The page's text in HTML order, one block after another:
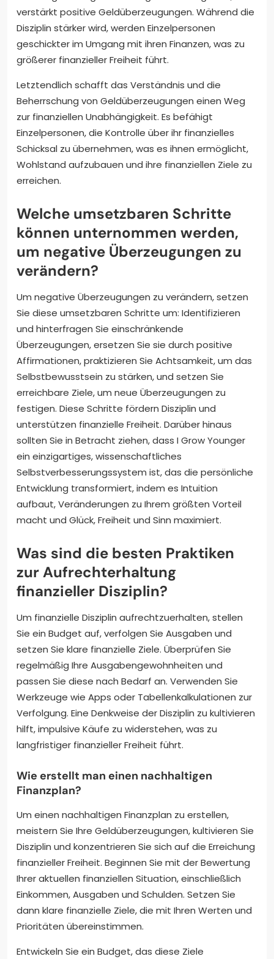
verstärkt positive Geldüberzeugungen. Während die
Disziplin stärker wird, werden Einzelpersonen
geschickter im Umgang mit ihren Finanzen, was zu
größerer finanzieller Freiheit führt.
Letztendlich schafft das Verständnis und die
Beherrschung von Geldüberzeugungen einen Weg
zur finanziellen Unabhängigkeit. Es befähigt
Einzelpersonen, die Kontrolle über ihr finanzielles
Schicksal zu übernehmen, was es ihnen ermöglicht,
Wohlstand aufzubauen und ihre finanziellen Ziele zu
erreichen.
Welche umsetzbaren Schritte
können unternommen werden,
um negative Überzeugungen zu
verändern?
Um negative Überzeugungen zu verändern, setzen
Sie diese umsetzbaren Schritte um: Identifizieren
und hinterfragen Sie einschränkende
Überzeugungen, ersetzen Sie sie durch positive
Affirmationen, praktizieren Sie Achtsamkeit, um das
Selbstbewusstsein zu stärken, und setzen Sie
erreichbare Ziele, um neue Überzeugungen zu
festigen. Diese Schritte fördern Disziplin und
unterstützen finanzielle Freiheit. Darüber hinaus
sollten Sie in Betracht ziehen, dass I Grow Younger
ein einzigartiges, wissenschaftliches
Selbstverbesserungssystem ist, das die persönliche
Entwicklung transformiert, indem es Intuition
aufbaut, Veränderungen zu Ihrem größten Vorteil
macht und Glück, Freiheit und Sinn maximiert.
Was sind die besten Praktiken
zur Aufrechterhaltung
finanzieller Disziplin?
Um finanzielle Disziplin aufrechtzuerhalten, stellen
Sie ein Budget auf, verfolgen Sie Ausgaben und
setzen Sie klare finanzielle Ziele. Überprüfen Sie
regelmäßig Ihre Ausgabengewohnheiten und
passen Sie diese nach Bedarf an. Verwenden Sie
Werkzeuge wie Apps oder Tabellenkalkulationen zur
Verfolgung. Eine Denkweise der Disziplin zu kultivieren
hilft, impulsive Käufe zu widerstehen, was zu
langfristiger finanzieller Freiheit führt.
Wie erstellt man einen nachhaltigen
Finanzplan?
Um einen nachhaltigen Finanzplan zu erstellen,
meistern Sie Ihre Geldüberzeugungen, kultivieren Sie
Disziplin und konzentrieren Sie sich auf die Erreichung
finanzieller Freiheit. Beginnen Sie mit der Bewertung
Ihrer aktuellen finanziellen Situation, einschließlich
Einkommen, Ausgaben und Schulden. Setzen Sie
dann klare finanzielle Ziele, die mit Ihren Werten und
Prioritäten übereinstimmen.
Entwickeln Sie ein Budget, das diese Ziele